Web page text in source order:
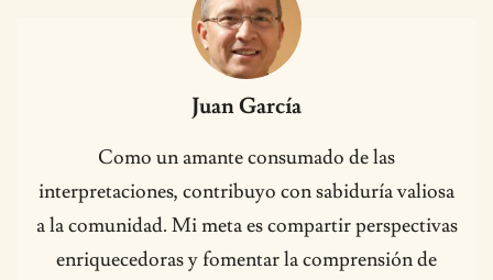
Juan García
Como un amante consumado de las
interpretaciones, contribuyo con sabiduría valiosa
a la comunidad. Mi meta es compartir perspectivas
enriquecedoras y fomentar la comprensión de